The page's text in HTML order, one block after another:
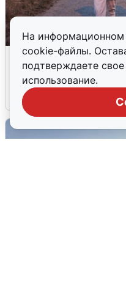
На информационном
cookie-файлы.
подтверждаете свое
использование.
Опубликована
воды в Воронеже
6 августа